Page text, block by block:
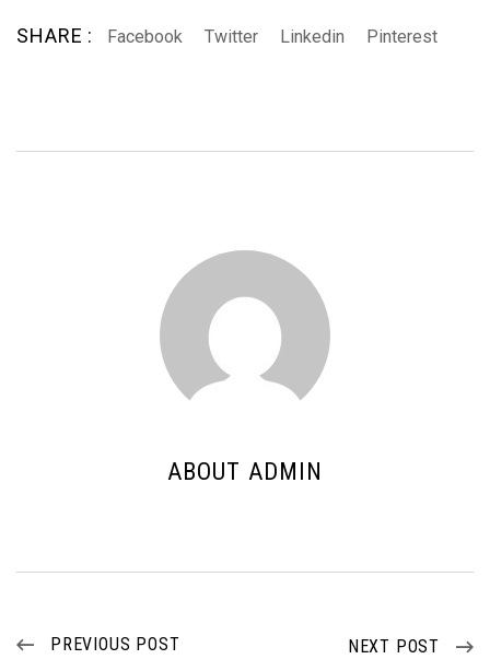
SHARE : Facebook Twitter Linkedin Pinterest
ABOUT ADMIN
PREVIOUS POST NEXT POST